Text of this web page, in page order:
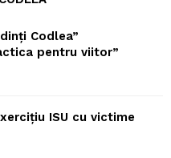
Codlea”
pentru viitor”
ISU cu victime